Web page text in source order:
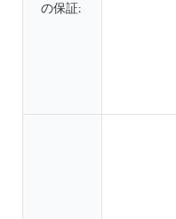
の保証: